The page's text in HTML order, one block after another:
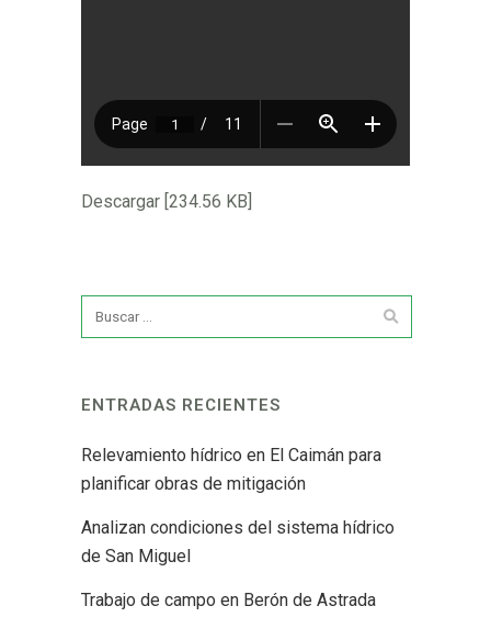
Descargar [234.56 KB]
ENTRADAS RECIENTES
Relevamiento hídrico en El Caimán para
planificar obras de mitigación
Analizan condiciones del sistema hídrico
de San Miguel
Trabajo de campo en Berón de Astrada